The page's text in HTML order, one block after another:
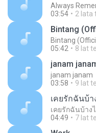
Always
03:54
2 lata
Bintang
Bintang
05:42
8 lat
janam
janam janam
03:58
9 lat
เคยรักฉันบ้า
เคยรักฉันบ้าง
04:49
7 lat